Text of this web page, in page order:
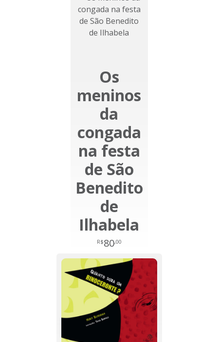
Os
meninos
da
congada
na festa
de São
Benedito
de
Ilhabela
R$80,00